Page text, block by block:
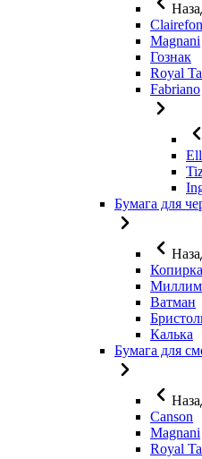
Magnani
Гознак
Royal
Fabriano
Бумага для
Копирка
Ватман
Калька
Бумага для
Canson
Magnani
Royal